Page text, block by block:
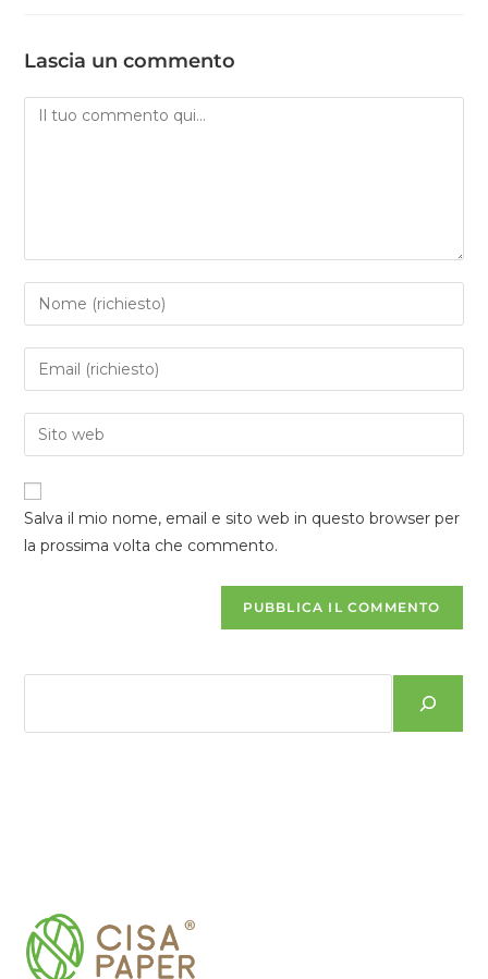
Lascia un commento
Salva il mio nome, email e sito web in questo browser per
la prossima volta che commento.